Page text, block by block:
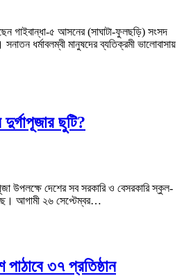
গাইবান্ধা-৫ আসনের (সাঘাটা-ফুলছড়ি) সংসদ
সনাতন ধর্মাবলম্বী মানুষদের ব্যতিক্রমী ভালোবাসায়
ছুটি?
উপলক্ষে দেশের সব সরকারি ও বেসরকারি স্কুল-
আগামী ২৬ সেপ্টেম্বর…
৩৭ প্রতিষ্ঠান